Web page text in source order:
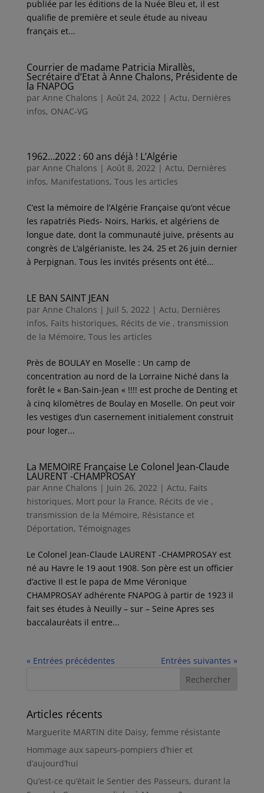
publiée par les éditions de la Nuée Bleu et, il est
qualifie de première et seule étude au niveau
français et...
Courrier de madame Patricia Mirallès,
Secrétaire d’Etat à Anne Chalons, Présidente de
la FNAPOG
par Anne Chalons | Août 24, 2022 | Actu, Dernières
infos, ONAC-VG
1962…2022 : 60 ans déjà ! L’Algérie
par Anne Chalons | Août 8, 2022 | Actu, Dernières
infos, Manifestations, Tous les articles
C’est la mémoire de l’Algérie Française qu’ont vécue
les rapatriés Pieds- Noirs, Harkis, et algériens de
longue date, dont la communauté juive, présents au
congrès de L’algérianiste, les 24, 25 et 26 juin dernier
à Perpignan. Tous les invités présents ont été...
LE BAN SAINT JEAN
par Anne Chalons | Juil 5, 2022 | Actu, Dernières
infos, Faits historiques, Récits de vie , transmission
de la Mémoire, Tous les articles
Près de BOULAY en Moselle : Un camp de
concentration au nord de la Lorraine Niché dans la
forêt le « Ban-Sain-Jean « !!!! est proche de Denting et
à cinq kilomètres de Boulay en Moselle. On peut voir
les vestiges d’un casernement initialement construit
pour loger...
La MEMOIRE Française Le Colonel Jean-Claude
LAURENT -CHAMPROSAY
par Anne Chalons | Juin 26, 2022 | Actu, Faits
historiques, Mort pour la France, Récits de vie ,
transmission de la Mémoire, Résistance et
Déportation, Témoignages
Le Colonel Jean-Claude LAURENT -CHAMPROSAY est
né au Havre le 19 aout 1908. Son père est un officier
d’active Il est le papa de Mme Véronique
CHAMPROSAY adhérente FNAPOG à partir de 1923 il
fait ses études à Neuilly – sur – Seine Apres ses
baccalauréats il entre...
« Entrées précédentes Entrées suivantes »
Articles récents
Marguerite MARTIN dite Daisy, femme résistante
Hommage aux sapeurs-pompiers d’hier et
d’aujourd’hui
Qu’est-ce qu’était le Sentier des Passeurs, durant la